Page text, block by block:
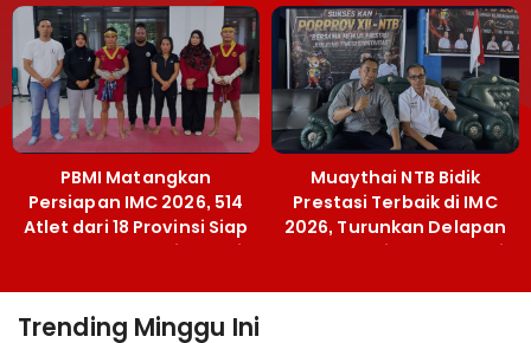
Terobosan Bangun
Grassroots
PBMI Matangkan
Persiapan IMC 2026, 514
Atlet dari 18 Provinsi Siap
Berlaga Besok di Bekasi
Muaythai NTB Bidik
Prestasi Terbaik di IMC
2026, Turunkan Delapan
Atlet ke Kejurnas Bekasi
Trending Minggu Ini